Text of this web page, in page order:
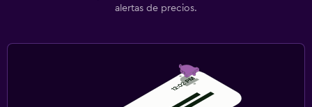
alertas de precios.